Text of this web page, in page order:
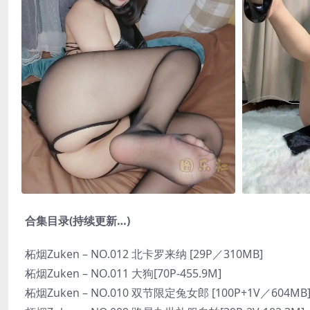
合集目录(持续更新…)
柘烟Zuken – NO.012 北卡罗来纳 [29P／310MB]
柘烟Zuken – NO.011 大狗[70P-455.9M]
柘烟Zuken – NO.010 双节限定兔女郎 [100P+1V／604MB]